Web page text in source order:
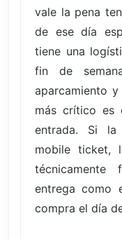
vale la pena
de ese día
tiene una
fin de
aparcamiento
más crítico es
entrada. Si la
mobile ticket,
entrega como
compra el día